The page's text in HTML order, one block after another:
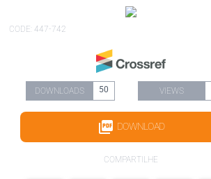
CODE: 447-742
DOWNLOADS 50 VIEWS
DOWNLOAD
COMPARTILHE